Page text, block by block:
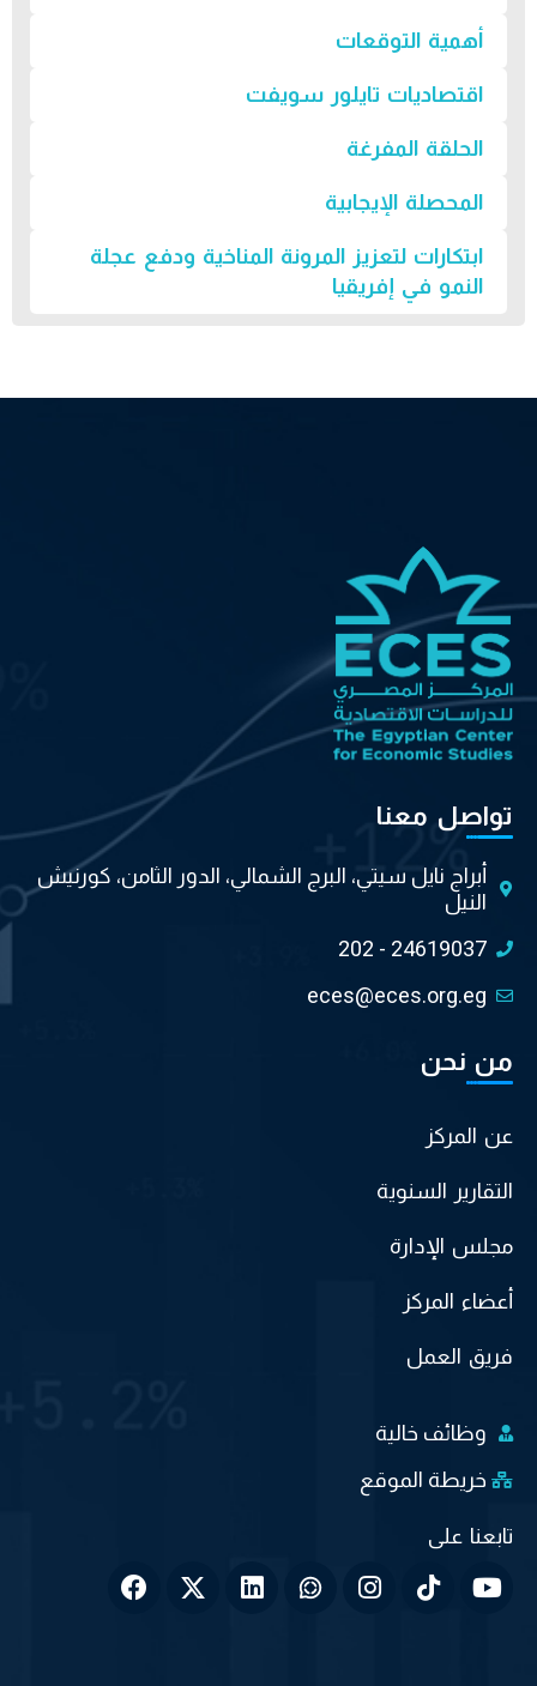
أهمية التوقعات
اقتصاديات تايلور سويفت
الحلقة المفرغة
المحصلة الإيجابية
ابتكارات لتعزيز المرونة المناخية ودفع عجلة
النمو في إفريقيا
تواصل معنا
أبراج نايل سيتي، البرج الشمالي، الدور الثامن، كورنيش
النيل
202 - 24619037
eces@eces.org.eg
من نحن
عن المركز
التقارير السنوية
مجلس الإدارة
أعضاء المركز
فريق العمل
وظائف خالية
خريطة الموقع